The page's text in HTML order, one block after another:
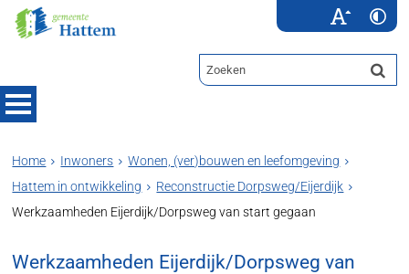
Home Inwoners
Wonen, (ver)bouwen en leefomgeving
Hattem in ontwikkeling
Reconstructie Dorpsweg/Eijerdijk
Werkzaamheden Eijerdijk/Dorpsweg van start gegaan
Werkzaamheden Eijerdijk/Dorpsweg van